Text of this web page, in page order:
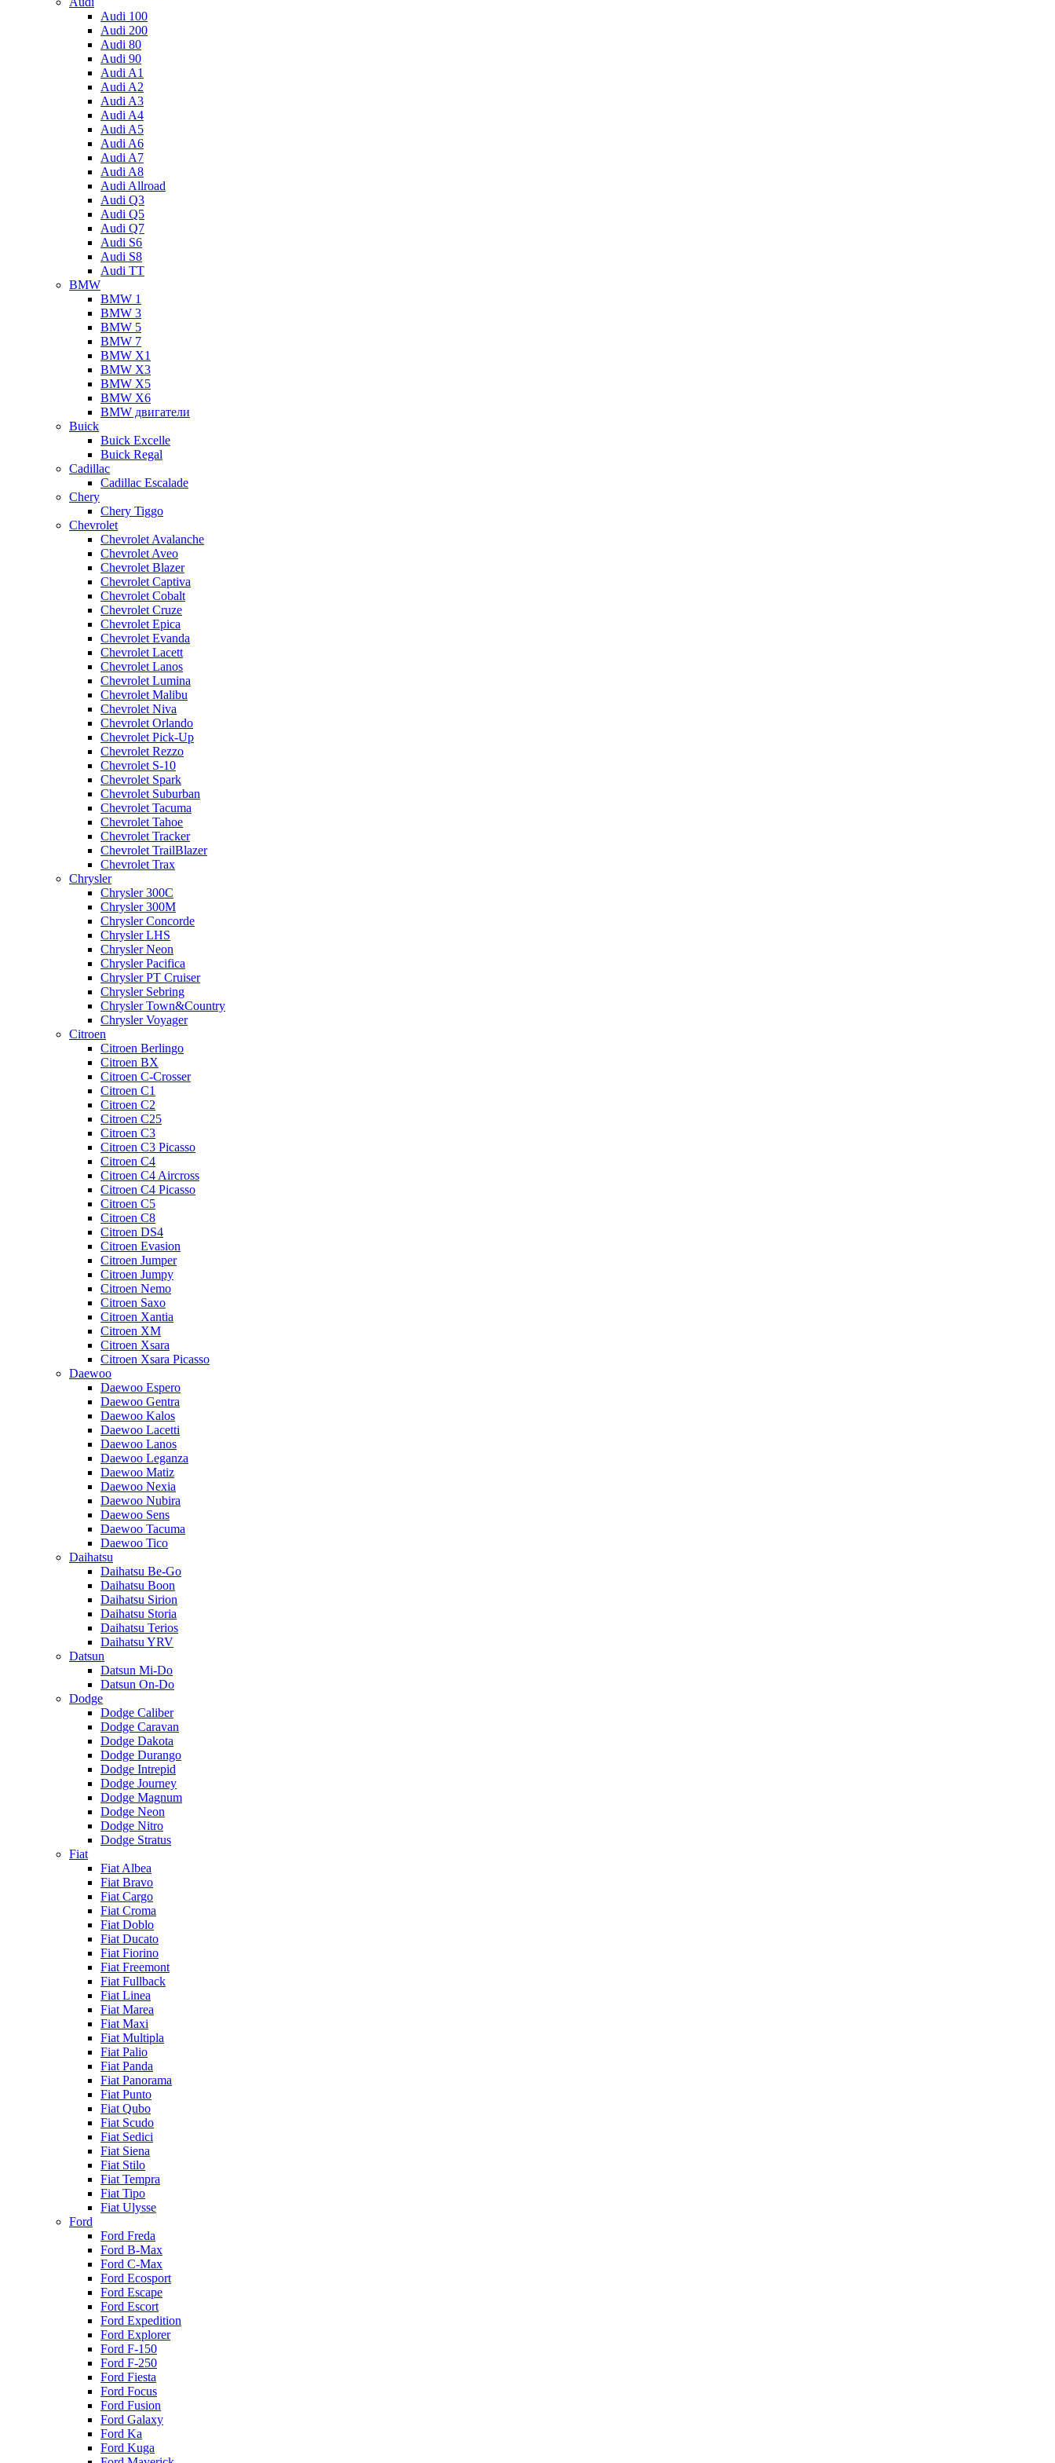
Audi 100
Audi 200
Audi 80
Audi 90
Audi A1
Audi A2
Audi A3
Audi A4
Audi A5
Audi A6
Audi A7
Audi A8
Audi Allroad
Audi Q3
Audi Q5
Audi Q7
Audi S6
Audi S8
Audi TT
BMW
BMW 1
BMW 3
BMW 5
BMW 7
BMW X1
BMW X3
BMW X5
BMW X6
BMW двигатели
Buick
Buick Excelle
Buick Regal
Cadillac
Cadillac Escalade
Chery
Chery Tiggo
Chevrolet
Chevrolet Avalanche
Chevrolet Aveo
Chevrolet Blazer
Chevrolet Captiva
Chevrolet Cobalt
Chevrolet Cruze
Chevrolet Epica
Chevrolet Evanda
Chevrolet Lacett
Chevrolet Lanos
Chevrolet Lumina
Chevrolet Malibu
Chevrolet Niva
Chevrolet Orlando
Chevrolet Pick-Up
Chevrolet Rezzo
Chevrolet S-10
Chevrolet Spark
Chevrolet Suburban
Chevrolet Tacuma
Chevrolet Tahoe
Chevrolet Tracker
Chevrolet TrailBlazer
Chevrolet Trax
Chrysler
Chrysler 300C
Chrysler 300M
Chrysler Concorde
Chrysler LHS
Chrysler Neon
Chrysler Pacifica
Chrysler PT Cruiser
Chrysler Sebring
Chrysler Town&Country
Chrysler Voyager
Citroen
Citroen Berlingo
Citroen BX
Citroen C-Crosser
Citroen C1
Citroen C2
Citroen C25
Citroen C3
Citroen C3 Picasso
Citroen C4
Citroen C4 Aircross
Citroen C4 Picasso
Citroen C5
Citroen C8
Citroen DS4
Citroen Evasion
Citroen Jumper
Citroen Jumpy
Citroen Nemo
Citroen Saxo
Citroen Xantia
Citroen XM
Citroen Xsara
Citroen Xsara Picasso
Daewoo
Daewoo Espero
Daewoo Gentra
Daewoo Kalos
Daewoo Lacetti
Daewoo Lanos
Daewoo Leganza
Daewoo Matiz
Daewoo Nexia
Daewoo Nubira
Daewoo Sens
Daewoo Tacuma
Daewoo Tico
Daihatsu
Daihatsu Be-Go
Daihatsu Boon
Daihatsu Sirion
Daihatsu Storia
Daihatsu Terios
Daihatsu YRV
Datsun
Datsun Mi-Do
Datsun On-Do
Dodge
Dodge Caliber
Dodge Caravan
Dodge Dakota
Dodge Durango
Dodge Intrepid
Dodge Journey
Dodge Magnum
Dodge Neon
Dodge Nitro
Dodge Stratus
Fiat
Fiat Albea
Fiat Bravo
Fiat Cargo
Fiat Croma
Fiat Doblo
Fiat Ducato
Fiat Fiorino
Fiat Freemont
Fiat Fullback
Fiat Linea
Fiat Marea
Fiat Maxi
Fiat Multipla
Fiat Palio
Fiat Panda
Fiat Panorama
Fiat Punto
Fiat Qubo
Fiat Scudo
Fiat Sedici
Fiat Siena
Fiat Stilo
Fiat Tempra
Fiat Tipo
Fiat Ulysse
Ford
Ford Freda
Ford B-Max
Ford C-Max
Ford Ecosport
Ford Escape
Ford Escort
Ford Expedition
Ford Explorer
Ford F-150
Ford F-250
Ford Fiesta
Ford Focus
Ford Fusion
Ford Galaxy
Ford Ka
Ford Kuga